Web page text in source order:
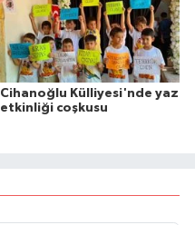
Cihanoğlu Külliyesi'nde yaz
etkinliği coşkusu